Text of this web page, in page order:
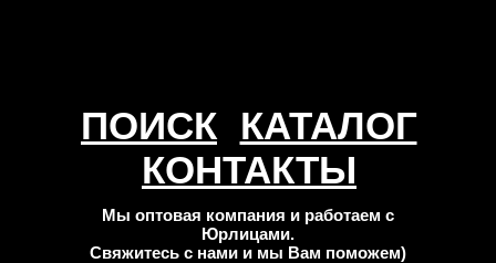
КОНТАКТЫ
ПОИСК КАТАЛОГ
Мы оптовая компания и работаем с
Юрлицами.
Свяжитесь с нами и мы Вам поможем)